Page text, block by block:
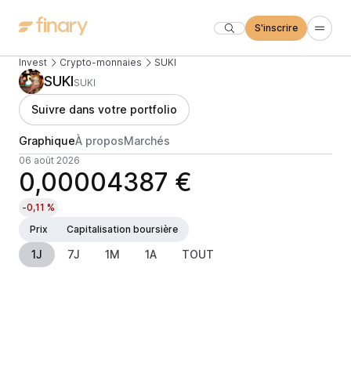
S'inscrire
Invest Crypto-monnaies SUKI
SUKISUKI
Suivre dans votre portfolio
GraphiqueÀ proposMarchés
06 août 2026
0,00004387 €
-0,11 %
Prix
Capitalisation boursière
1J 7J 1M 1A TOUT